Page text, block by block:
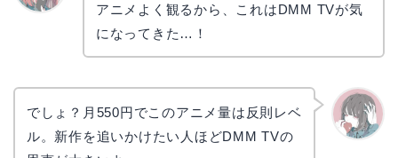
アニメよく観るから、これはDMM TVが気
になってきた…！
でしょ？月550円でこのアニメ量は反則レベ
ル。新作を追いかけたい人ほどDMM TVの